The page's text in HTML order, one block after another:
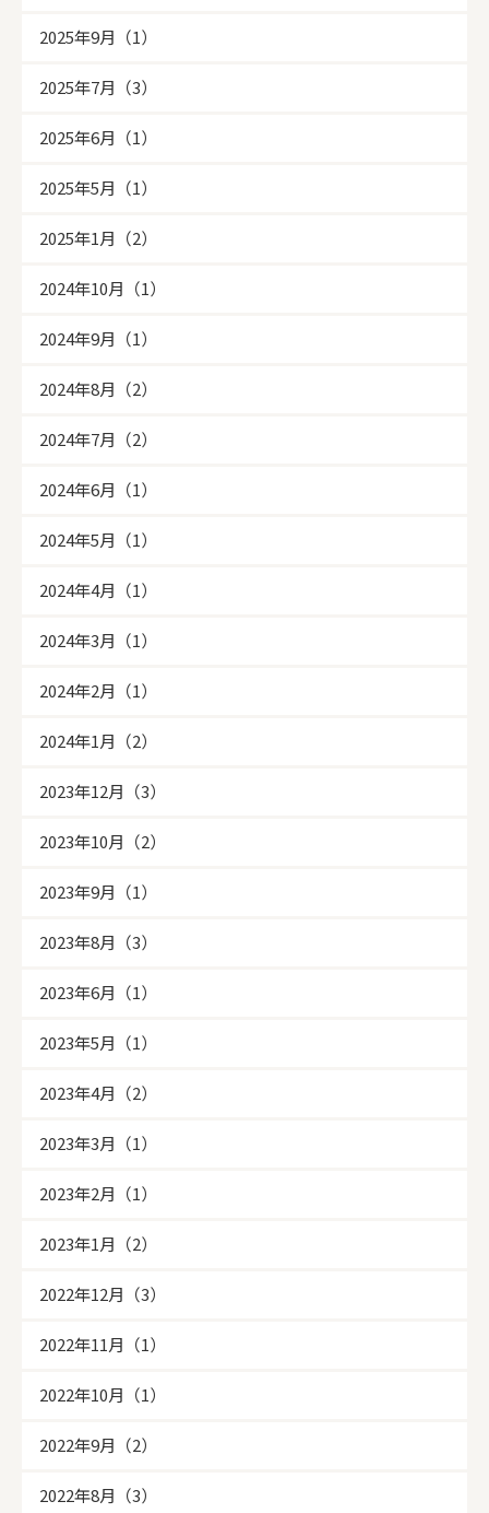
2025年9月（1）
2025年7月（3）
2025年6月（1）
2025年5月（1）
2025年1月（2）
2024年10月（1）
2024年9月（1）
2024年8月（2）
2024年7月（2）
2024年6月（1）
2024年5月（1）
2024年4月（1）
2024年3月（1）
2024年2月（1）
2024年1月（2）
2023年12月（3）
2023年10月（2）
2023年9月（1）
2023年8月（3）
2023年6月（1）
2023年5月（1）
2023年4月（2）
2023年3月（1）
2023年2月（1）
2023年1月（2）
2022年12月（3）
2022年11月（1）
2022年10月（1）
2022年9月（2）
2022年8月（3）